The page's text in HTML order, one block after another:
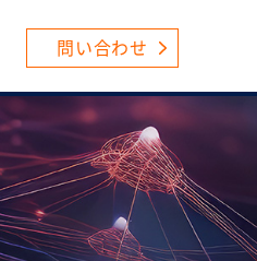
問い合わせ